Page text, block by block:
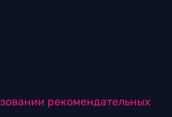
рекомендательных